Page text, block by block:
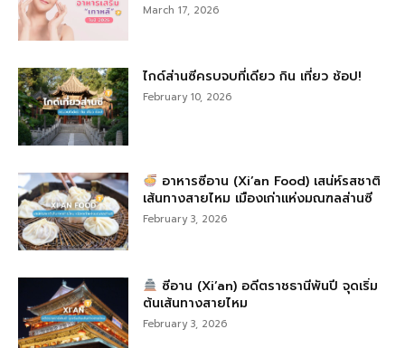
March 17, 2026
ไกด์ส่านซีครบจบที่เดียว กิน เที่ยว ช้อป!
February 10, 2026
อาหารซีอาน (Xi’an Food) เสน่ห์รสชาติ
เส้นทางสายไหม เมืองเก่าแห่งมณฑลส่านซี
February 3, 2026
ซีอาน (Xi’an) อดีตราชธานีพันปี จุดเริ่ม
ต้นเส้นทางสายไหม
February 3, 2026